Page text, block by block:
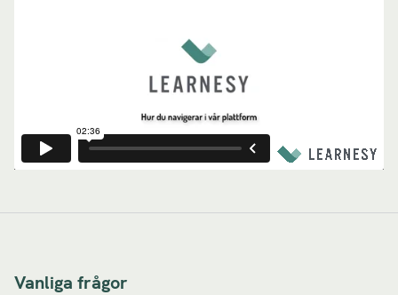
Vanliga frågor